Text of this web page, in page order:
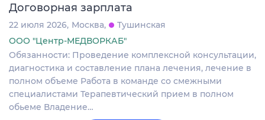
Договорная зарплата
22 июля 2026 Москва
Тушинская
ООО "Центр-МЕДВОРКАБ"
Обязанности: Проведение комплексной консультации,
диагностика и составление плана лечения, лечение в
полном объеме Работа в команде со смежными
специалистами Терапевтический прием в полном
обьеме Владение…